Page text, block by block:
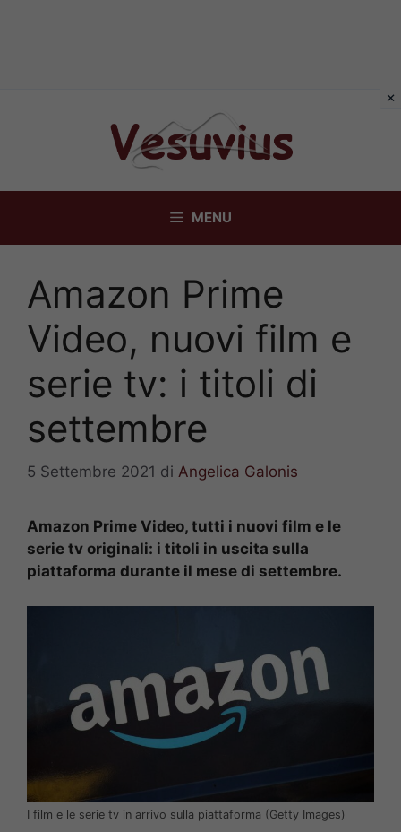
MENU
Amazon Prime
Video, nuovi film e
serie tv: i titoli di
settembre
5 Settembre 2021 di Angelica Galonis
Amazon Prime Video, tutti i nuovi film e le
serie tv originali: i titoli in uscita sulla
piattaforma durante il mese di settembre.
I film e le serie tv in arrivo sulla piattaforma (Getty Images)